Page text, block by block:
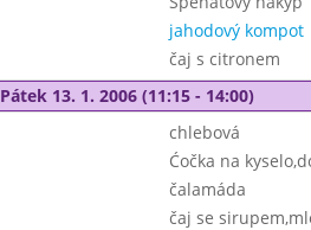
jahodový kompot
čaj s citronem
Pátek 13. 1. 2006 (11:15 - 14:00)
chlebová
Ćočka na
čalamáda
čaj se